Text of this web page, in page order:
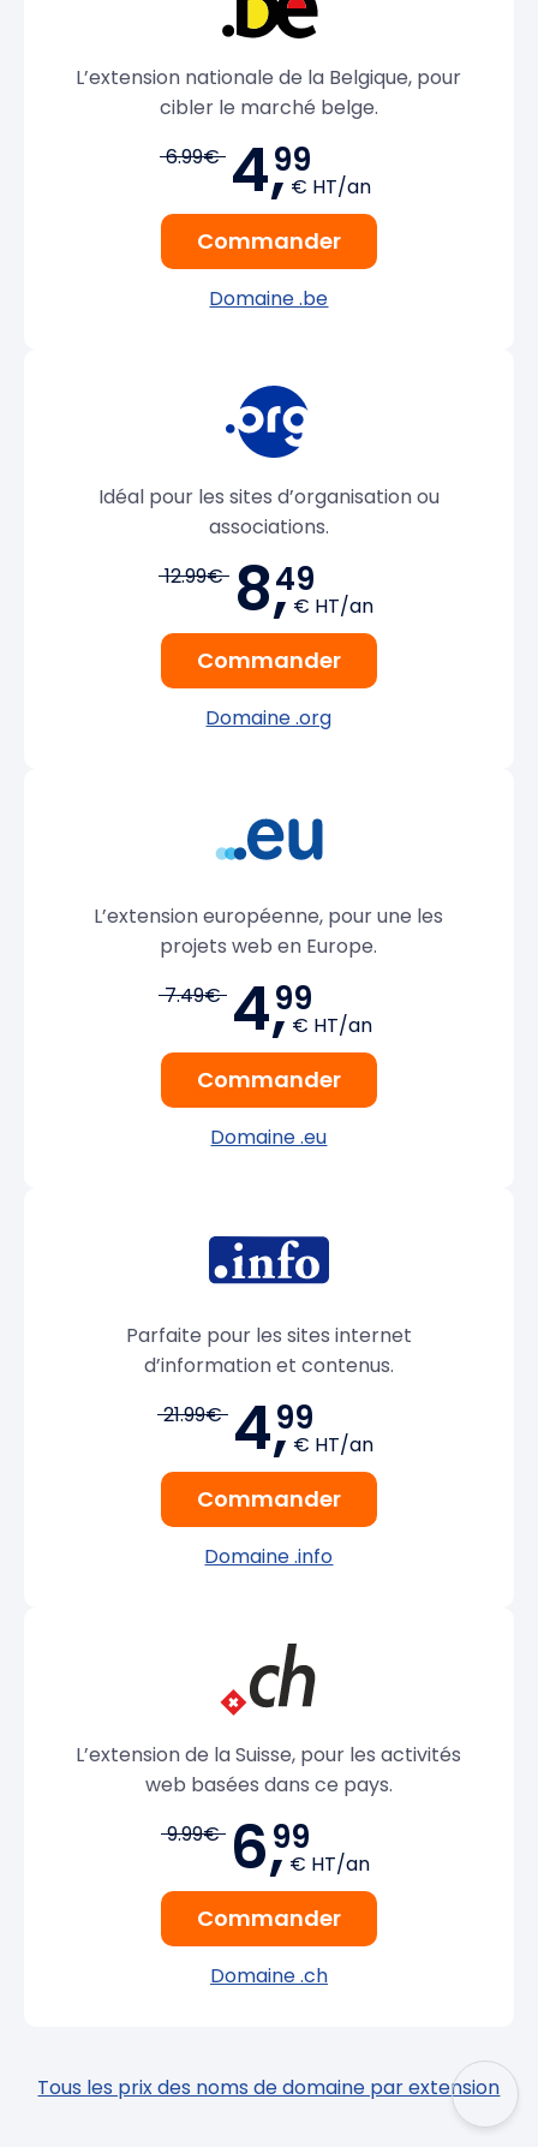
L’extension nationale de la Belgique, pour
cibler le marché belge.
6.99€ 4,99
€ HT/an
Commander
Domaine .be
Idéal pour les sites d’organisation ou
associations.
12.99€ 8,49
€ HT/an
Commander
Domaine .org
L’extension européenne, pour une les
projets web en Europe.
7.49€ 4,99
€ HT/an
Commander
Domaine .eu
Parfaite pour les sites internet
d’information et contenus.
21.99€ 4,99
€ HT/an
Commander
Domaine .info
L’extension de la Suisse, pour les activités
web basées dans ce pays.
9.99€ 6,99
€ HT/an
Commander
Domaine .ch
Tous les prix des noms de domaine par extension